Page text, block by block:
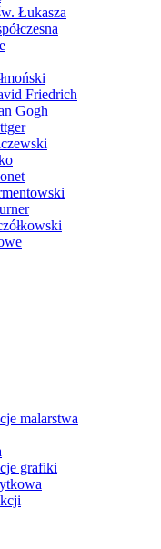
Łukasza
Friedrich
Gogh
malarstwa
grafiki